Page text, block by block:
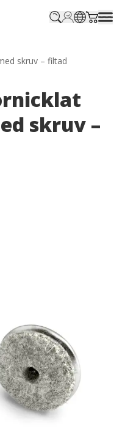
skruv – filtad
skruv –